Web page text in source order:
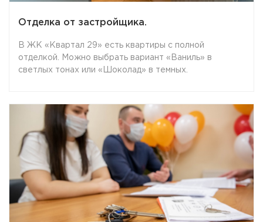
Отделка от застройщика.
В ЖК «Квартал 29» есть квартиры с полной
отделкой. Можно выбрать вариант «Ваниль» в
светлых тонах или «Шоколад» в темных.